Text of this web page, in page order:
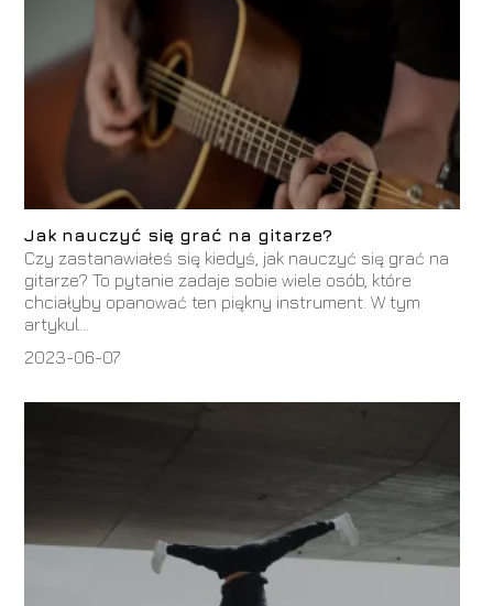
Jak nauczyć się grać na gitarze?
Czy zastanawiałeś się kiedyś, jak nauczyć się grać na
gitarze? To pytanie zadaje sobie wiele osób, które
chciałyby opanować ten piękny instrument. W tym
artykul...
2023-06-07